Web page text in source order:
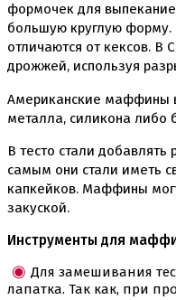
Все
Все
3д печать
Все
формочек для
большую круглую
отличаются от кексов. В
дрожжей, используя
Американские маффины
металла, силикона либо
В тесто стали
самым они стали иметь
капкейков. Маффины
закуской.
Инструменты для
Для замешивания
лапатка. Так как, при